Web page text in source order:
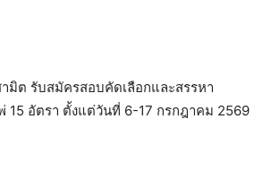
มิต รับสมัครสอบคัดเลือกและสรรหา
15 อัตรา ตั้งแต่วันที่ 6-17 กรกฎาคม 2569